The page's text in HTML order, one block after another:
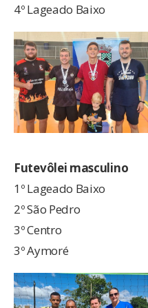
4º Lageado Baixo
Futevôlei masculino
1º Lageado Baixo
2º São Pedro
3º Centro
3º Aymoré